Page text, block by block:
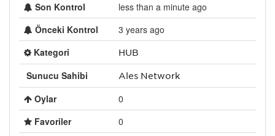
Son Kontrol
less than a minute ago
Önceki Kontrol
3 years ago
Kategori
HUB
Sunucu Sahibi Ales Network
Oylar
0
Favoriler
0